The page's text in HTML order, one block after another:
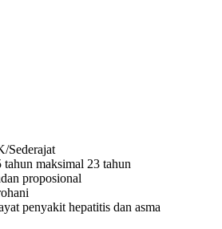
Sederajat
maksimal 23 tahun
proposional
penyakit hepatitis dan asma